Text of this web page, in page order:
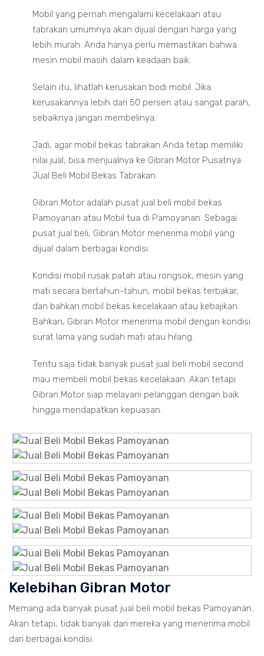
Mobil yang pernah mengalami kecelakaan atau
tabrakan umumnya akan dijual dengan harga yang
lebih murah. Anda hanya perlu memastikan bahwa
mesin mobil masih dalam keadaan baik.
Selain itu, lihatlah kerusakan bodi mobil. Jika
kerusakannya lebih dari 50 persen atau sangat parah,
sebaiknya jangan membelinya.
Jadi, agar mobil bekas tabrakan Anda tetap memiliki
nilai jual, bisa menjualnya ke Gibran Motor Pusatnya
Jual Beli Mobil Bekas Tabrakan.
Gibran Motor adalah pusat jual beli mobil bekas
Pamoyanan atau Mobil tua di Pamoyanan. Sebagai
pusat jual beli, Gibran Motor menerima mobil yang
dijual dalam berbagai kondisi.
Kondisi mobil rusak patah atau rongsok, mesin yang
mati secara bertahun-tahun, mobil bekas terbakar,
dan bahkan mobil bekas kecelakaan atau kebajikan.
Bahkan, Gibran Motor menerima mobil dengan kondisi
surat lama yang sudah mati atau hilang.
Tentu saja tidak banyak pusat jual beli mobil second
mau membeli mobil bekas kecelakaan. Akan tetapi
Gibran Motor siap melayani pelanggan dengan baik
hingga mendapatkan kepuasan.
Kelebihan Gibran Motor
Memang ada banyak pusat jual beli mobil bekas Pamoyanan.
Akan tetapi, tidak banyak dari mereka yang menerima mobil
dari berbagai kondisi.